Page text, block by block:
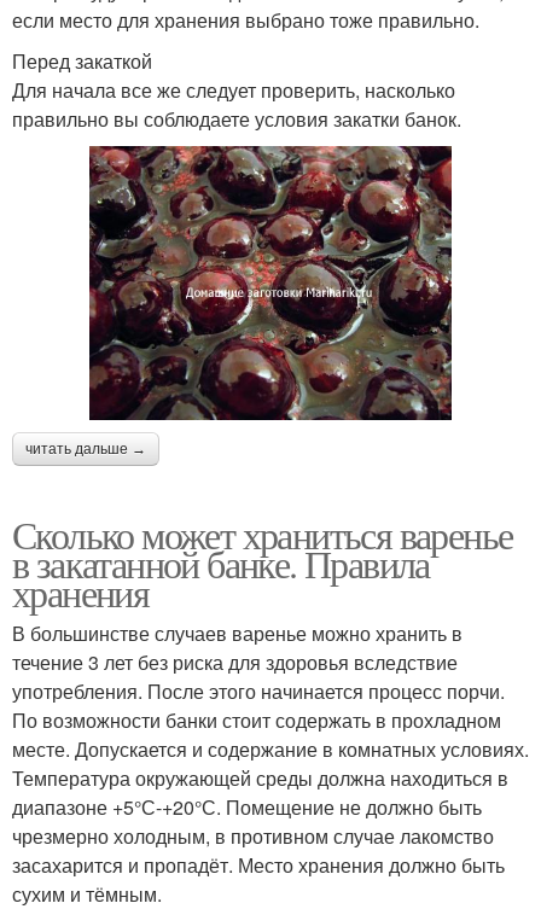
если место для хранения выбрано тоже правильно.
Перед закаткой
Для начала все же следует проверить, насколько
правильно вы соблюдаете условия закатки банок.
читать дальше →
Сколько может храниться варенье
в закатанной банке. Правила
хранения
В большинстве случаев варенье можно хранить в
течение 3 лет без риска для здоровья вследствие
употребления. После этого начинается процесс порчи.
По возможности банки стоит содержать в прохладном
месте. Допускается и содержание в комнатных условиях.
Температура окружающей среды должна находиться в
диапазоне +5°С-+20°С. Помещение не должно быть
чрезмерно холодным, в противном случае лакомство
засахарится и пропадёт. Место хранения должно быть
сухим и тёмным.